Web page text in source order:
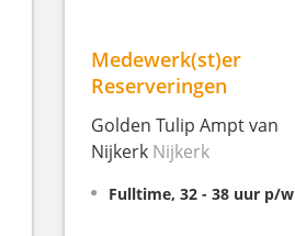
Medewerk(st)er
Reserveringen
Golden Tulip Ampt van
Nijkerk Nijkerk
Fulltime, 32 - 38 uur p/w